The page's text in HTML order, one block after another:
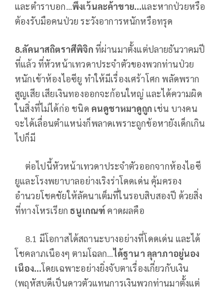
และตำราบอก…พึงเว้นละค้าขาย…และหากป่วยหรือ
ต้องรับมือคนป่วย ระวังอาการหนักหรือทรุด
8.ลัคนาสถิตราศีพิจิกที่ผ่านมาตั้งแต่ปลายธันวาคมปี
ที่แล้ว ที่หัวหน้าเทวดาประจำตัวของพวกท่านป่วย
หนักเข้าห้องไอซียู ทำให้มีเรื่องเศร้าโศก พลัดพราก
สูญเสีย เสียเงินทองออกจะก้อนใหญ่ และได้ความผิด
ในสิ่งที่ไม่ได้ก่อ ชนิด คนดูชาหมาดูถูก เช่น บางคน
จะได้เลื่อนตำแหน่งก็พลาดเพราะถูกข้อหายังเด็กเกิน
ไปก็มี
ต่อไปนี้หัวหน้าเทวดาประจำตัวออกจากห้องไอซี
ยูและโรงพยาบาลอย่างเริงร่าโดดเด่น คุ้มครอง
อำนวยโชคชัยให้ลัคนาเต็มที่ในรอบสิบสองปี ด้วยสิ่ง
ที่ทางโหรเรียกธนูเกณฑ์ คาดผลคือ
8.1 มีโอกาสได้สถานะบางอย่างที่โดดเด่น และได้
โชคลาภเนืองๆ ตามโฉลก…ได้ฐานา ลุลาภาอยู่นอง
เนือง…โดยเฉพาะอย่างยิ่งจับตาเรื่องเกี่ยวกับเงิน
(พฤหัสบดีเป็นดาวตัวแทนการเงินพวกท่านมาตั้งแต่